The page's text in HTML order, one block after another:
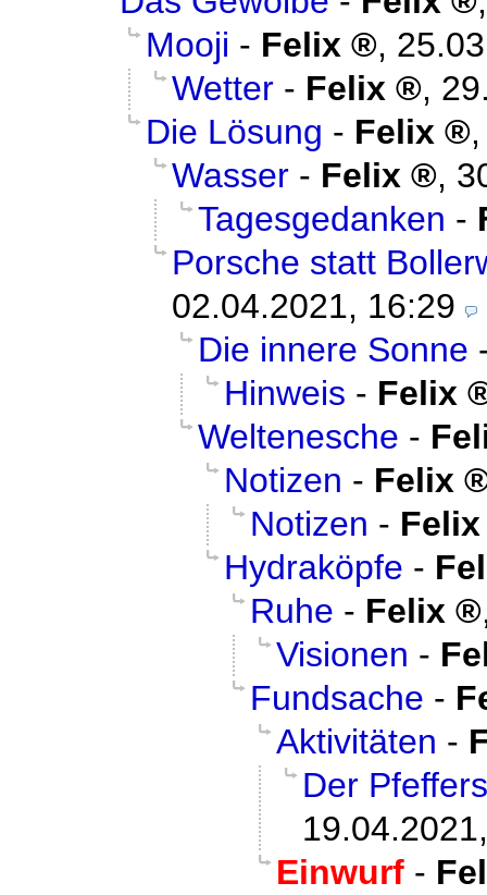
Mooji - Felix ,
Wetter - Felix ,
Die Lösung - Felix
Wasser - Felix ,
Tagesgedanken -
Porsche statt
02.04.2021, 16:29
Die innere Sonne
Hinweis - Felix
Weltenesche -
Notizen - Felix
Notizen - Felix
Hydraköpfe -
Ruhe - Felix
Visionen -
Fundsache -
Aktivitäten -
Der
Einwurf -